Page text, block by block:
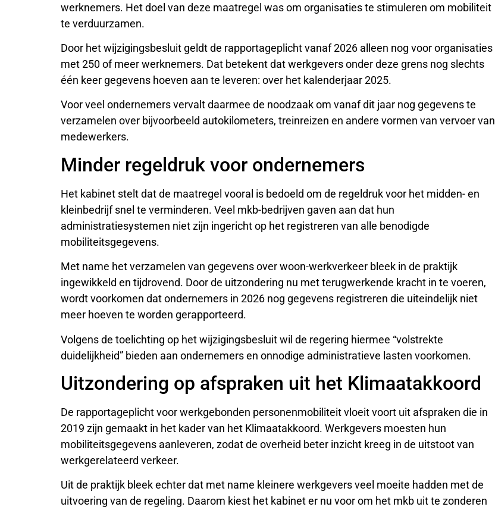
werknemers. Het doel van deze maatregel was om organisaties te stimuleren om mobiliteit
te verduurzamen.
Door het wijzigingsbesluit geldt de rapportageplicht vanaf 2026 alleen nog voor organisaties
met 250 of meer werknemers. Dat betekent dat werkgevers onder deze grens nog slechts
één keer gegevens hoeven aan te leveren: over het kalenderjaar 2025.
Voor veel ondernemers vervalt daarmee de noodzaak om vanaf dit jaar nog gegevens te
verzamelen over bijvoorbeeld autokilometers, treinreizen en andere vormen van vervoer van
medewerkers.
Minder regeldruk voor ondernemers
Het kabinet stelt dat de maatregel vooral is bedoeld om de regeldruk voor het midden- en
kleinbedrijf snel te verminderen. Veel mkb-bedrijven gaven aan dat hun
administratiesystemen niet zijn ingericht op het registreren van alle benodigde
mobiliteitsgegevens.
Met name het verzamelen van gegevens over woon-werkverkeer bleek in de praktijk
ingewikkeld en tijdrovend. Door de uitzondering nu met terugwerkende kracht in te voeren,
wordt voorkomen dat ondernemers in 2026 nog gegevens registreren die uiteindelijk niet
meer hoeven te worden gerapporteerd.
Volgens de toelichting op het wijzigingsbesluit wil de regering hiermee “volstrekte
duidelijkheid” bieden aan ondernemers en onnodige administratieve lasten voorkomen.
Uitzondering op afspraken uit het Klimaatakkoord
De rapportageplicht voor werkgebonden personenmobiliteit vloeit voort uit afspraken die in
2019 zijn gemaakt in het kader van het Klimaatakkoord. Werkgevers moesten hun
mobiliteitsgegevens aanleveren, zodat de overheid beter inzicht kreeg in de uitstoot van
werkgerelateerd verkeer.
Uit de praktijk bleek echter dat met name kleinere werkgevers veel moeite hadden met de
uitvoering van de regeling. Daarom kiest het kabinet er nu voor om het mkb uit te zonderen